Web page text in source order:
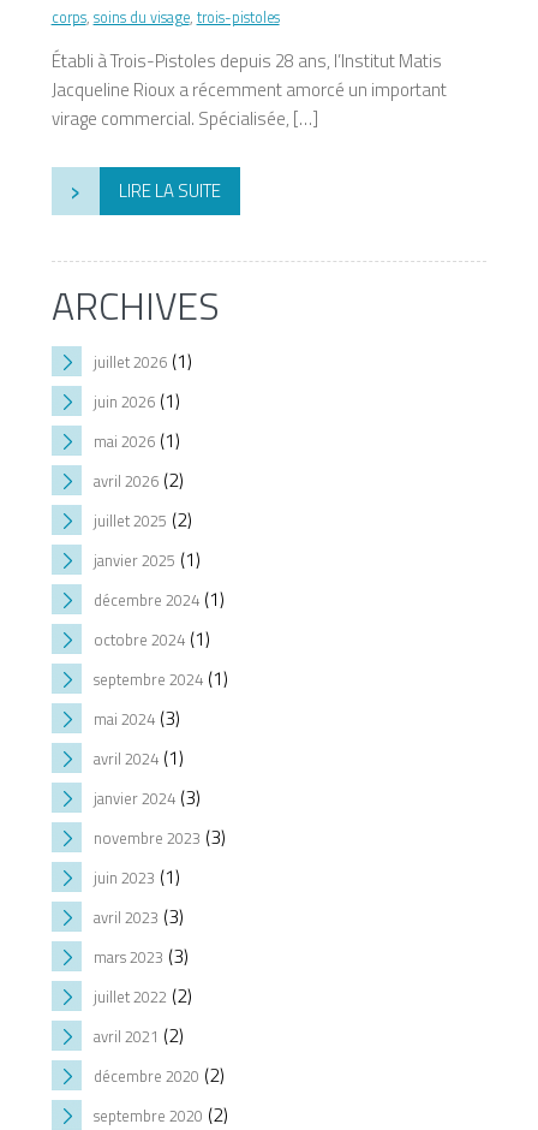
corps, soins du visage, trois-pistoles
Établi à Trois-Pistoles depuis 28 ans, l’Institut Matis
Jacqueline Rioux a récemment amorcé un important
virage commercial. Spécialisée, […]
› LIRE LA SUITE
ARCHIVES
juillet 2026(1)
juin 2026(1)
mai 2026(1)
avril 2026(2)
juillet 2025 (2)
janvier 2025 (1)
décembre 2024(1)
octobre 2024(1)
septembre 2024(1)
mai 2024(3)
avril 2024(1)
janvier 2024(3)
novembre 2023 (3)
juin 2023 (1)
avril 2023 (3)
mars 2023 (3)
juillet 2022 (2)
avril 2021 (2)
décembre 2020 (2)
septembre 2020 (2)